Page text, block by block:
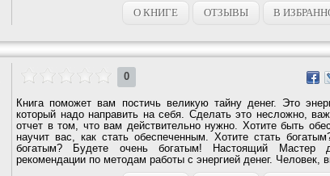
О КНИГЕ ОТЗЫВЫ В
0
Книга поможет вам постичь великую тайну денег. Это
который надо направить на себя. Сделать это несложно,
отчет в том, что вам действительно нужно. Хотите быть
научит вас, как стать обеспеченным. Хотите стать
богатым? Будете очень богатым! Настоящий Мастер
рекомендации по методам работы с энергией денег. Человек,